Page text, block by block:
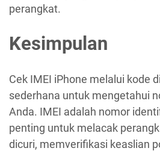
perangkat.
Kesimpulan
Cek IMEI iPhone melalui kode
sederhana untuk mengetahui
Anda. IMEI adalah nomor
penting untuk melacak
dicuri, memverifikasi keaslian